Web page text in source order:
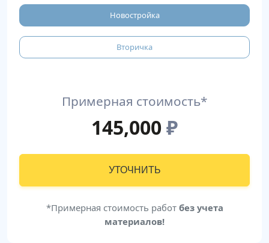
Новостройка
Вторичка
Примерная стоимость*
145,000₽
УТОЧНИТЬ
*Примерная стоимость работ без учета
материалов!